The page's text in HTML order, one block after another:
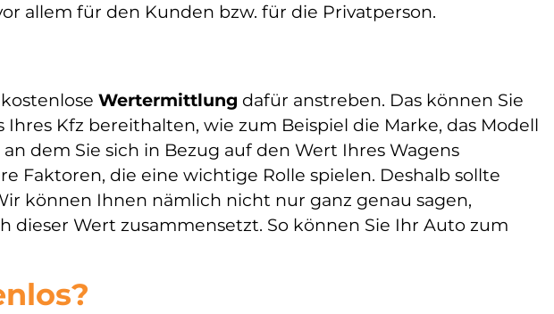
allem für den Kunden bzw. für die Privatperson.
Wertermittlung dafür anstreben. Das können Sie
Kfz bereithalten, wie zum Beispiel die Marke, das Modell
dem Sie sich in Bezug auf den Wert Ihres Wagens
Faktoren, die eine wichtige Rolle spielen. Deshalb sollte
können Ihnen nämlich nicht nur ganz genau sagen,
Wert zusammensetzt. So können Sie Ihr Auto zum